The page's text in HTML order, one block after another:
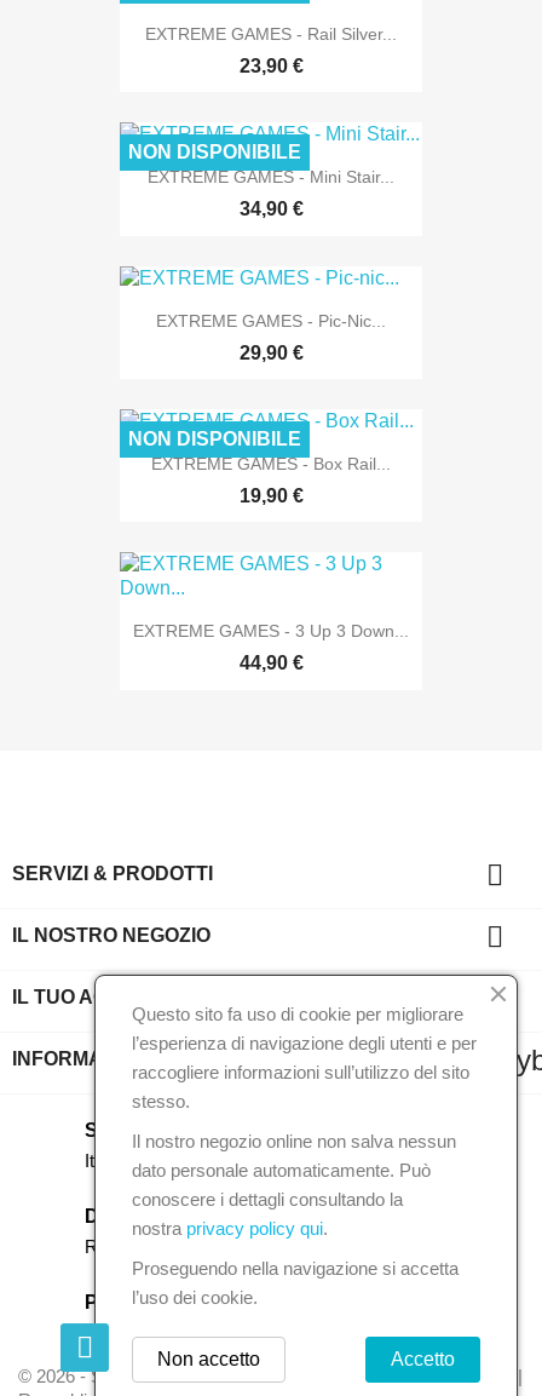
EXTREME GAMES - Rail Silver...
23,90 €
EXTREME GAMES - Mini Stair...
34,90 €
NON DISPONIBILE
EXTREME GAMES - Pic-Nic...
29,90 €
EXTREME GAMES - Box Rail...
19,90 €
NON DISPONIBILE
EXTREME GAMES - 3 Up 3 Down...
44,90 €
SERVIZI & PRODOTTI 
IL NOSTRO NEGOZIO 
IL TUO ACCOUNT 
INFORMAZIONI NEGOZIO
SPEDIZIONE GRATUITA
Italia oltre i 100€ | Europa oltre i 150€
DIRITTO DI RESO
Reso entro 90 giorni
PAGA A RATE
Fino a 3 rate ad interessi zero
© 2026 - Skateshop Extreme Games | Via Antonio Gramsci 27 |
Questo sito fa uso di cookie per migliorare
l’esperienza di navigazione degli utenti e per
raccogliere informazioni sull’utilizzo del sito
stesso.
Il nostro negozio online non salva nessun
dato personale automaticamente. Può
conoscere i dettagli consultando la
nostra privacy policy qui.
Proseguendo nella navigazione si accetta
l’uso dei cookie.
Accetto
Non accetto